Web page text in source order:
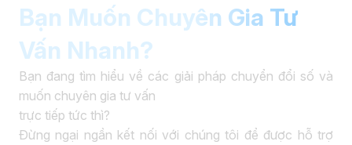
Bạn Muốn Chuyên Gia Tư
Vấn Nhanh?
Bạn đang tìm hiểu về các giải pháp chuyển đổi số và
muốn chuyên gia tư vấn
trực tiếp tức thì?
Đừng ngại ngần kết nối với chúng tôi để được hỗ trợ